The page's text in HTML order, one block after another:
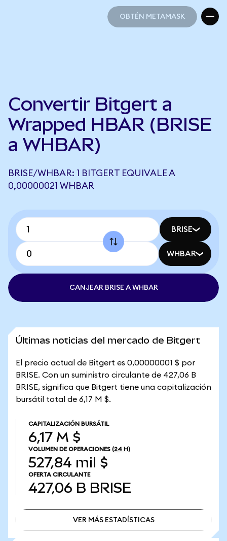
OBTÉN METAMASK
Convertir Bitgert a
Wrapped HBAR (BRISE
a WHBAR)
BRISE/WHBAR: 1 BITGERT EQUIVALE A
0,00000021 WHBAR
BRISE
WHBAR
CANJEAR BRISE A WHBAR
Últimas noticias del mercado de Bitgert
El precio actual de Bitgert es 0,00000001 $ por
BRISE. Con un suministro circulante de 427,06 B
BRISE, significa que Bitgert tiene una capitalización
bursátil total de 6,17 M $.
CAPITALIZACIÓN BURSÁTIL
6,17 M $
VOLUMEN DE OPERACIONES (24 H)
527,84 mil $
OFERTA CIRCULANTE
427,06 B BRISE
VER MÁS ESTADÍSTICAS